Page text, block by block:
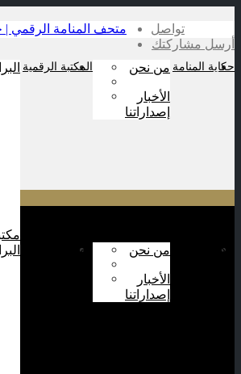
تواصل
أرسل مشاركتك
حكاية المنامة من نحن
الأخبار
إصداراتنا
المكتبة الرقمية
حكاية المنامة من نحن
الأخبار
إصداراتنا
المكتبة الرقمية